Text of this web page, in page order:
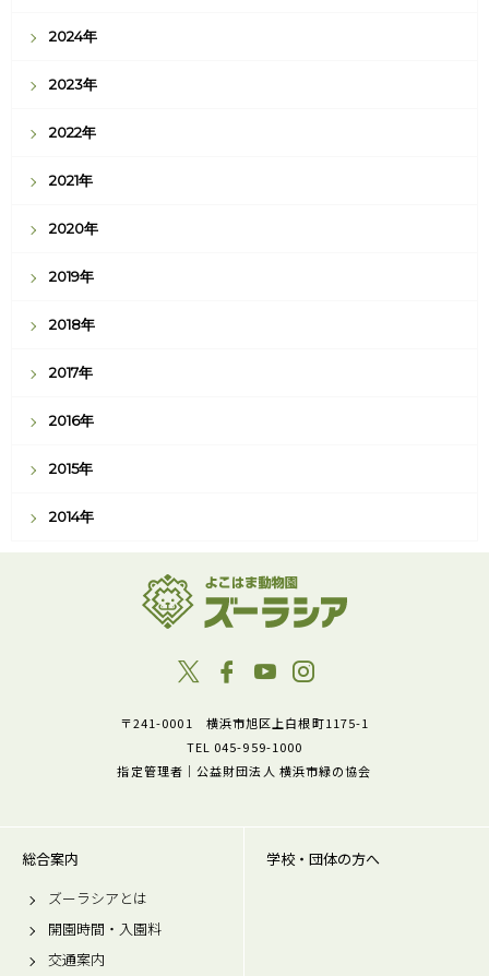
2024年
2023年
2022年
2021年
2020年
2019年
2018年
2017年
2016年
2015年
2014年
〒241-0001 横浜市旭区上白根町1175-1
TEL 045-959-1000
指定管理者｜公益財団法人 横浜市緑の協会
総合案内
ズーラシアとは
開園時間・入園料
交通案内
学校・団体の方へ